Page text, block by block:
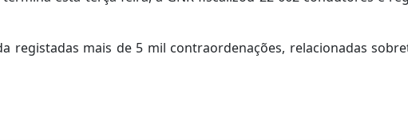
registadas mais de 5 mil contraordenações, relacionadas